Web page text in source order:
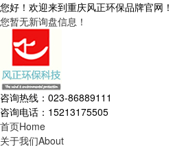
您好！欢迎来到重庆风正环保品牌官网！
您暂无新询盘信息！
咨询热线：023-86889111
咨询电话：15213175505
首页Home
关于我们About